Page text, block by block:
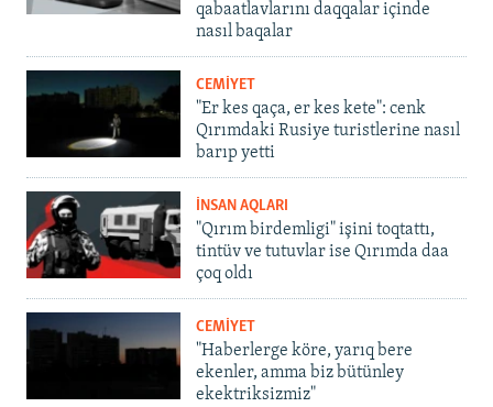
qabaatlavlarını daqqalar içinde
nasıl baqalar
CEMİYET
"Er kes qaça, er kes kete": cenk
Qırımdaki Rusiye turistlerine nasıl
barıp yetti
İNSAN AQLARI
"Qırım birdemligi" işini toqtattı,
tintüv ve tutuvlar ise Qırımda daa
çoq oldı
CEMİYET
"Haberlerge köre, yarıq bere
ekenler, amma biz bütünley
ekektriksizmiz"